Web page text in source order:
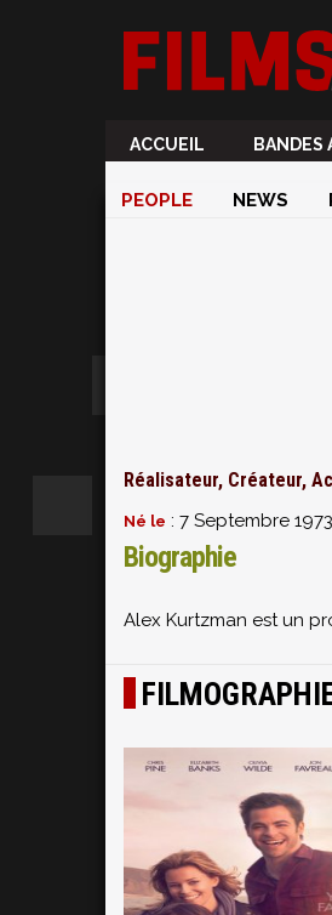
ACCUEIL BANDES
PEOPLE NEWS
Réalisateur, Créateur,
Né le : 7 Septembre 1973
Biographie
Alex Kurtzman est un